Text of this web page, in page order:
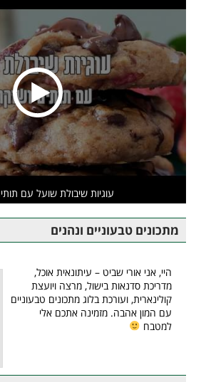
עוגיות שיבולת שועל עם
מתכונים טבעוניים ונהנים
היי, אני אורי שביט – עיתונאית אוכל,
מדריכת סדנאות בישול, מרצה ויועצת
קולינארית, ועורכת בלוג מתכונים טבעוניים
עם המון אהבה. מזמינה אתכם אלי
למטבח